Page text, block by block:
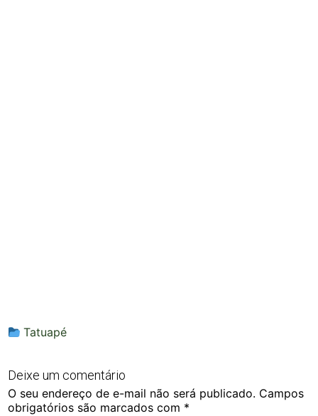
Tatuapé
Deixe um comentário
O seu endereço de e-mail não será publicado. Campos
obrigatórios são marcados com *